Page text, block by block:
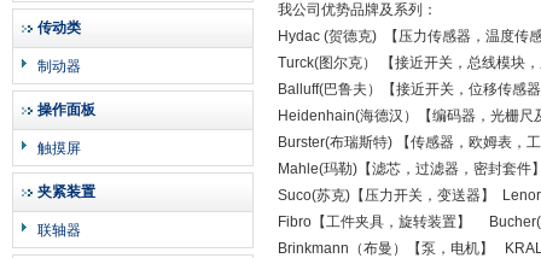
传动类
制动器
操作面板
触摸屏
夹紧装置
联轴器
我公司优势品牌及系列：
Hydac (贺德克) 【压力传感器，温度传
Turck(图尔克） 【接近开关，总线模块
Balluff(巴鲁夫）【接近开关，位移传感
Heidenhain(海德汉）【编码器，光栅尺
Burster(布瑞斯特) 【传感器，欧姆表，
Mahle(玛勒)【滤芯，过滤器，密封套件
Suco(苏克)【压力开关，变送器】
Fibro【工件夹具，旋转装置】
Brinkmann（布曼）【泵，电机】